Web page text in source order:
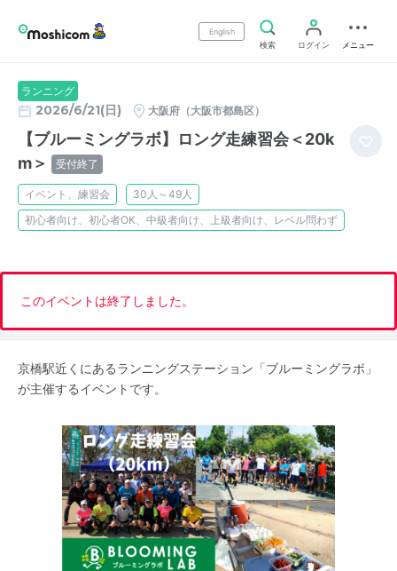
English
検索
ログイン メニュー
ランニング
2026/6/21(日) 大阪府（大阪市都島区）
【ブルーミングラボ】ロング走練習会＜20k
m＞
受付終了
イベント、練習会
30人～49人
初心者向け、初心者OK、中級者向け、上級者向け、レベル問わず
このイベントは終了しました。
京橋駅近くにあるランニングステーション「ブルーミングラボ」
が主催するイベントです。